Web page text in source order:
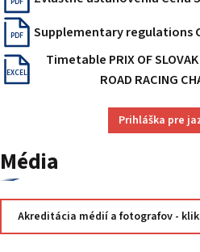
PDF Supplementary regulations
EXCEL
Timetable PRIX OF
ROAD RACING
Prihláška pre
Média
Akreditácia médií a fotografov -